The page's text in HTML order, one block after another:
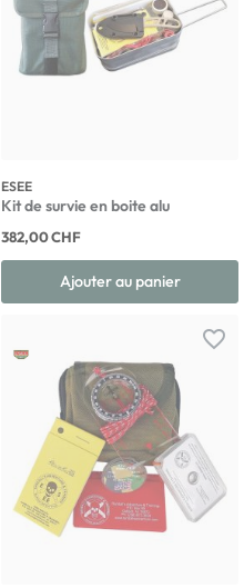
ESEE
Kit de survie en boite alu
382,00 CHF
Ajouter au panier
favorite_border